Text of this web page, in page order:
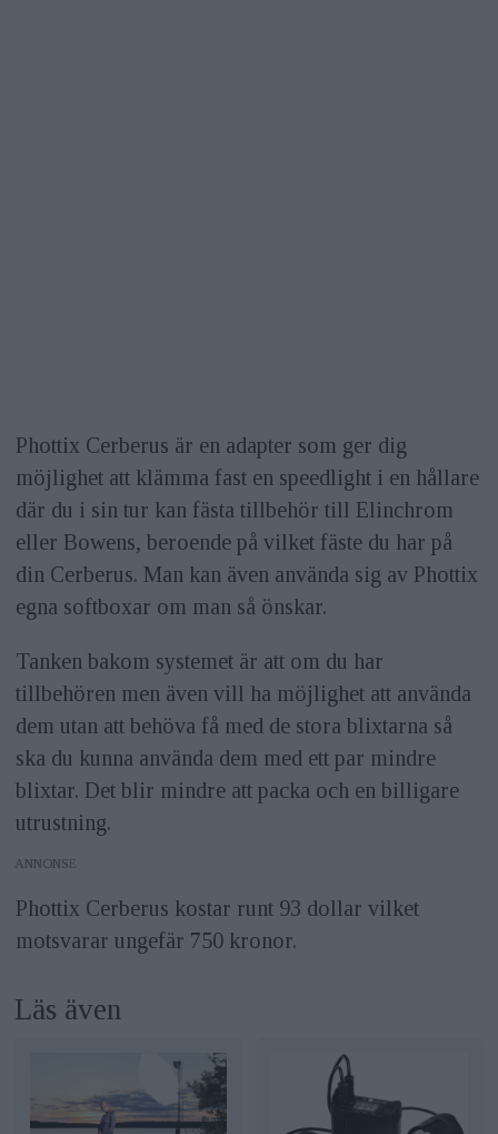
Phottix Cerberus är en adapter som ger dig
möjlighet att klämma fast en speedlight i en hållare
där du i sin tur kan fästa tillbehör till Elinchrom
eller Bowens, beroende på vilket fäste du har på
din Cerberus. Man kan även använda sig av Phottix
egna softboxar om man så önskar.
Tanken bakom systemet är att om du har
tillbehören men även vill ha möjlighet att använda
dem utan att behöva få med de stora blixtarna så
ska du kunna använda dem med ett par mindre
blixtar. Det blir mindre att packa och en billigare
utrustning.
ANNONS
Phottix Cerberus kostar runt 93 dollar vilket
motsvarar ungefär 750 kronor.
Läs även